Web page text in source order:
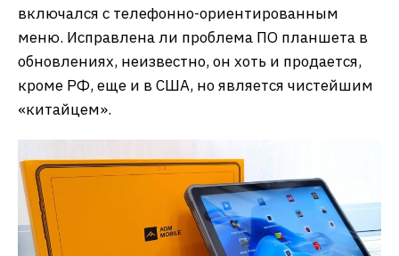
включался с телефонно-ориентированным
меню. Исправлена ли проблема ПО планшета в
обновлениях, неизвестно, он хоть и продается,
кроме РФ, еще и в США, но является чистейшим
«китайцем».